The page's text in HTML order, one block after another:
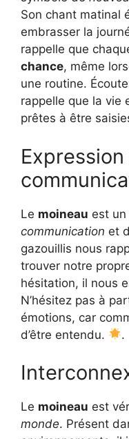
Son chant matinal
embrasser la
rappelle que
chance, même
une routine.
rappelle que la vie
prêtes à être
Le moineau est
communication et
gazouillis nous
trouver notre
hésitation, il nous
N’hésitez pas à
émotions, car
d’être entendu.
.
Le moineau est
monde. Présent